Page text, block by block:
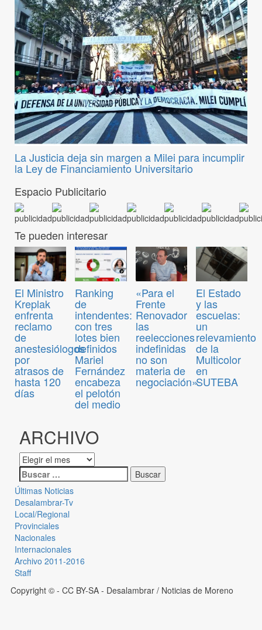
La Justicia deja sin margen a Milei para incumplir
la Ley de Financiamiento Universitario
Espacio Publicitario
Te pueden interesar
El Ministro
Kreplak
enfrenta
reclamo
de
anestesiólogos
por
atrasos de
hasta 120
días
Ranking
de
intendentes:
con tres
lotes bien
definidos
Mariel
Fernández
encabeza
el pelotón
del medio
«Para el
Frente
Renovador
las
reelecciones
indefinidas
no son
materia de
negociación»
El Estado
y las
escuelas:
un
relevamiento
de la
Multicolor
en
SUTEBA
ARCHIVO
Últimas Noticias
Desalambrar-Tv
Local/Regional
Provinciales
Nacionales
Internacionales
Archivo 2011-2016
Staff
Copyright © - CC BY-SA - Desalambrar / Noticias de Moreno